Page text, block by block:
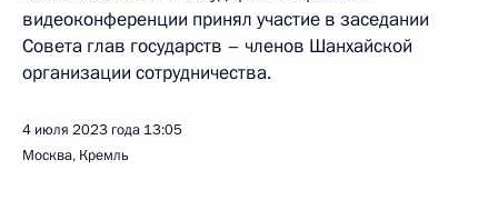
видеоконференции принял участие в заседании
Совета глав государств – членов Шанхайской
организации сотрудничества.
4 июля 2023 года 13:05
Москва, Кремль